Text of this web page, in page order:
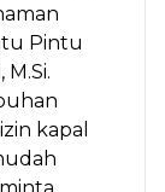
Pintu
kapal